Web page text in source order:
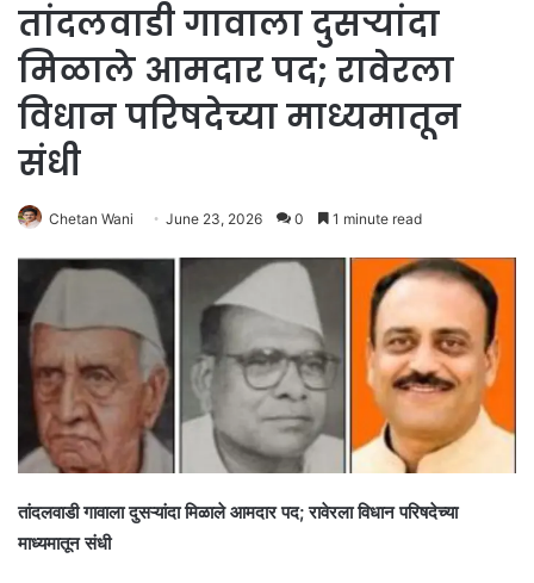
तांदलवाडी गावाला दुसऱ्यांदा
मिळाले आमदार पद; रावेरला
विधान परिषदेच्या माध्यमातून
संधी
Chetan Wani June 23, 2026 0 1 minute read
तांदलवाडी गावाला दुसऱ्यांदा मिळाले आमदार पद; रावेरला विधान परिषदेच्या
माध्यमातून संधी